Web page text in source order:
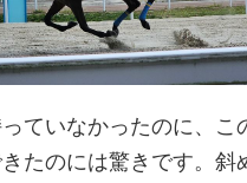
ていなかったのに、こ
たのには驚きです。斜